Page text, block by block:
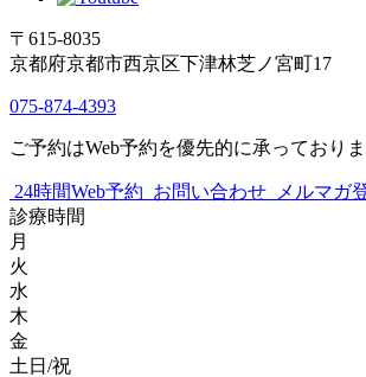
〒615-8035
京都府京都市西京区下津林芝ノ宮町17
075-874-4393
ご予約はWeb予約を優先的に承っており
24時間Web予約 お問い合わせ
メルマガ
診療時間
月
火
水
木
金
土日/祝